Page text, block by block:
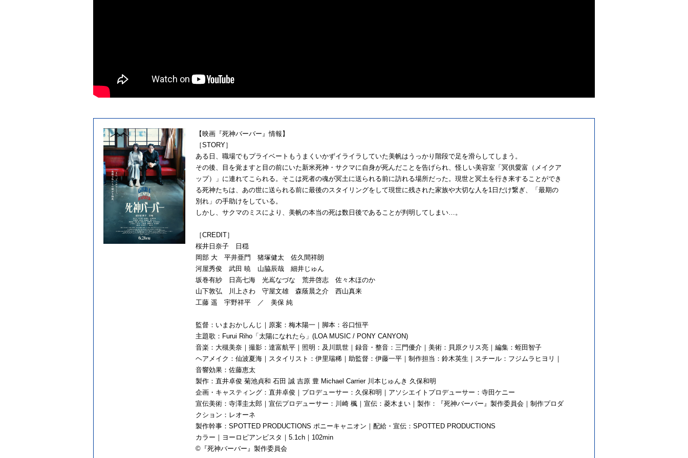
【映画 『死神バーバー』情報】
［STORY］
ある 日 、 職場でもプライベートもうまくいかずイライラしていた美帆はうっかり階段で足 を滑らしてしまう。
その後、目 を覚ますと目 の前にいた新米死神 ・ サクマに自身が死んだこと を告げられ、怪しい美容室「冥供愛富（ メイクア
ップ）」 に連れてこられる。 そこは死者の魂が冥土に送られる前に訪れる場所だっ た。 現世と冥土を行き来すること ができ
る死神たちは、 あの世に送られる前に最後のスタイリングを して現世に残された家族や大切な人 を1 日 だけ繋ぎ、「最期の
別れ」 の手助けを している。
しかし、 サクマの ミスにより、 美帆の本当の死は数 日 後であること が判明してしまい…。
［CREDIT］
桜井 日 奈子 日 穏
岡部 大 平井亜門 猪塚健太 佐久間祥朗
河屋秀俊 武田 暁 山脇辰哉 細井じゅん
坂巻有紗
日 高七海 光嶌なづな 荒井啓志 佐々木ほのか
山下敦弘 川上さわ 守屋文雄 森蔭晨之介 西山真来
工藤 遥 宇野祥平 ／ 美保 純
監督：いまおかしんじ｜原案：梅木陽一｜脚本：谷口恒平
主題歌 ： Furui Riho 「 太陽になれた ら」(LOA MUSIC / PONY CANYON)
音楽：大槻美奈｜撮影：達富航平｜照明：及川凱世｜録音・整音： 三門優介｜美術：貝原クリス亮｜編集：蛭田智子
ヘアメイク：仙波夏海｜スタイリスト：伊里瑞稀｜助監督： 伊藤一平｜制作担当：鈴木英生｜スチール：フジムラヒヨリ｜
音響効果：佐藤恵太
製作：直井卓俊 菊池貞和 石田 誠 吉原 豊 Michael Carrier 川本じゅんき 久保和明
企画・キャスティング：直井卓俊｜プロデューサー：久保和明｜ アソシエイトプロデューサー：寺田ケニー
宣伝美術：寺澤圭太郎｜宣伝プロデューサー：川崎 楓｜宣伝：菱木まい｜製作：『死神バーバー』製作委員会｜ 制作プロダ
クション：レオーネ
製作幹事：SPOTTED PRODUCTIONS ポニーキャニオン｜配給・宣伝：SPOTTED PRODUCTIONS
カラー｜ヨーロピアンビスタ｜5.1ch｜102min
©︎『死神バーバー』製作委員会